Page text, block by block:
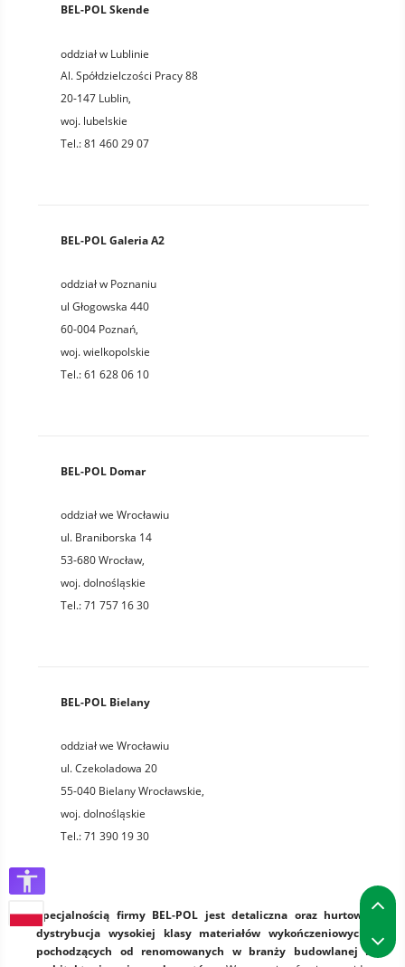
BEL-POL Skende
oddział w Lublinie
Al. Spółdzielczości Pracy 88
20-147 Lublin,
woj. lubelskie
Tel.:81 460 29 07
BEL-POL Galeria A2
oddział w Poznaniu
ul Głogowska 440
60-004 Poznań,
woj.wielkopolskie
Tel.:61 628 06 10
BEL-POL Domar
oddział we Wrocławiu
ul. Braniborska 14
53-680Wrocław,
woj.dolnośląskie
Tel.:71 757 16 30
BEL-POL Bielany
oddział we Wrocławiu
ul. Czekoladowa 20
55-040 Bielany Wrocławskie,
woj.dolnośląskie
Tel.:71 390 19 30
Specjalnością firmy BEL-POL jest detaliczna oraz hurtowa
dystrybucja wysokiej klasy materiałów wykończeniowych,
pochodzących od renomowanych w branży budowlanej i